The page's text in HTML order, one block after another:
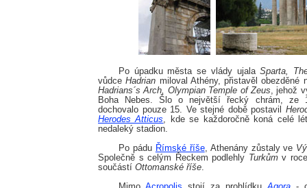
Po úpadku města se vlády ujalaSparta,
vůdceHadrian miloval Athény, přistavěl obezděné
Hadrians´s Arch, Olympian Temple of Zeus, jehož
Boha Nebes. Šlo o největší řecký chrám, ze
dochovalo pouze 15. Ve stejné době postavil
Herodes Atticus, kde se každoročně koná celé
nedaleký stadion.
Po pádu Římské říše, Athenány zůstaly ve
Společně s celým Řeckem podlehly Turkůmv roce
součástí Ottomanské říše.